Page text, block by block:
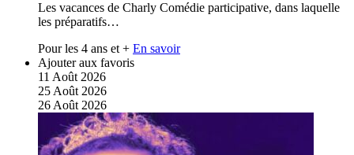
Les vacances de Charly Comédie participative, dans laquelle
les préparatifs…
Pour les 4 ans et + En savoir
Ajouter aux favoris
11 Août 2026
25Août 2026
26Août 2026